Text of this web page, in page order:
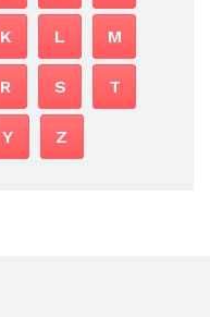
K L M
R S T
Y Z